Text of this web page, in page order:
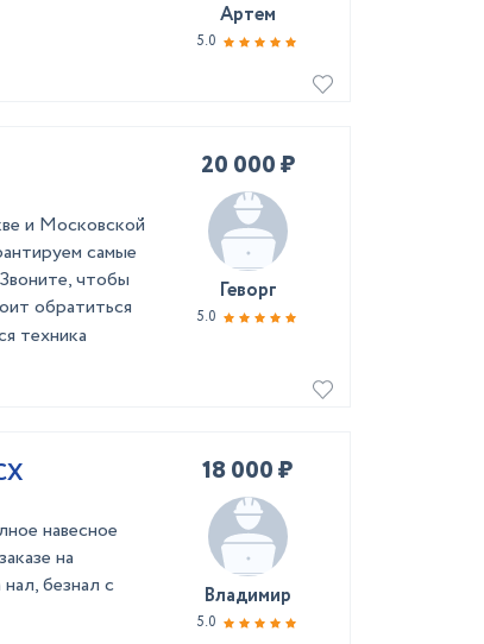
Артем
5.0
и Московской
самые
чтобы
обратиться
техника
20 000 ₽
Геворг
5.0
навесное
на
безнал с
18 000 ₽
Владимир
5.0